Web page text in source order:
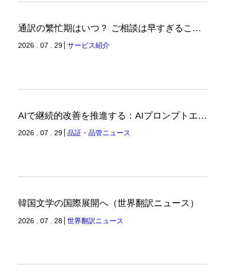
通訳の繁忙期はいつ？ ご相談は早すぎることはありません。（通訳ブログ）
2026 . 07 . 29 サービス紹介
AIで継続的改善を推進する：AIプロンプトエンジニアリングへの品質思考の適用-3（品証品管ニュース）
2026 . 07 . 29 品証・品管ニュース
韓国文学の国際展開へ（世界翻訳ニュース）
2026 . 07 . 28 世界翻訳ニュース